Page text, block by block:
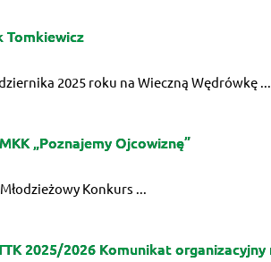
Tomkiewicz
2025 roku na Wieczną Wędrówkę ...
„Poznajemy Ojcowiznę”
Konkurs ...
2025/2026 Komunikat organizacyjny